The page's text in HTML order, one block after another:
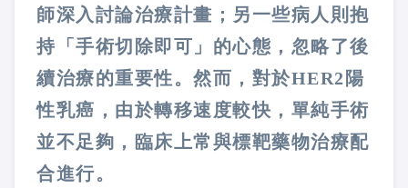
師深入討論治療計畫；另一些病人則抱
持「手術切除即可」的心態，忽略了後
續治療的重要性。然而，對於HER2陽
性乳癌，由於轉移速度較快，單純手術
並不足夠，臨床上常與標靶藥物治療配
合進行。